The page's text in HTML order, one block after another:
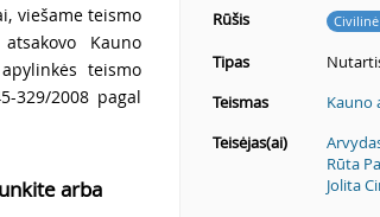
viešame teismo
Kauno
teismo
329/2008 pagal
arba
Rūšis
Tipas
Teismas
Kauno
Teisėjas(ai)
Rūta
Jolita